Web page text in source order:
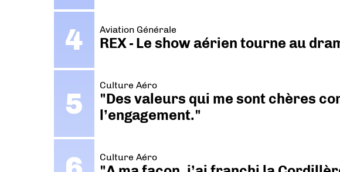
Aviation Générale
REX - Le show aérien tourne au
Culture Aéro
"Des valeurs qui me sont chères
l’engagement."
Culture Aéro